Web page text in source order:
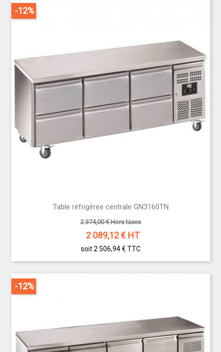
Table réfrigérée centrale GN3160TN
2 374,00 € Hors taxes
2 089,12€ HT
soit 2 506,94 € TTC
-12%
-12%